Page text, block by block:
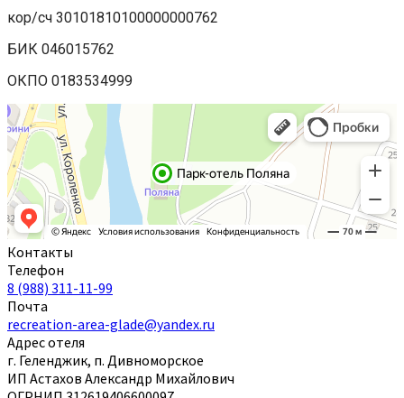
кор/сч 30101810100000000762
БИК 046015762
ОКПО 0183534999
Контакты
Телефон
8 (988) 311-11-99
Почта
recreation-area-glade@yandex.ru
Адрес отеля
г. Геленджик, п. Дивноморское
ИП Астахов Александр Михайлович